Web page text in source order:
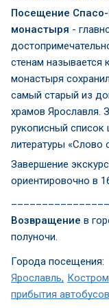
Посещение
монастыря -
стенам называется
монастыря
самый старый из
храмов Ярославля.
рукописный список
литературы «Слово
Завершение
ориентировочно в
Возвращение в
полуночи.
Города посещения:
Ярославль
прибытия автобусов